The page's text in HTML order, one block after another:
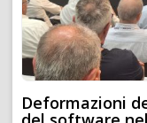
Deformazioni